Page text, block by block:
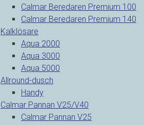
Calmar Beredaren Premium 100
Calmar Beredaren Premium 140
Kalklösare
Aqua 2000
Aqua 3000
Aqua 5000
Allround-dusch
Handy
Calmar Pannan V25/V40
Calmar Pannan V25